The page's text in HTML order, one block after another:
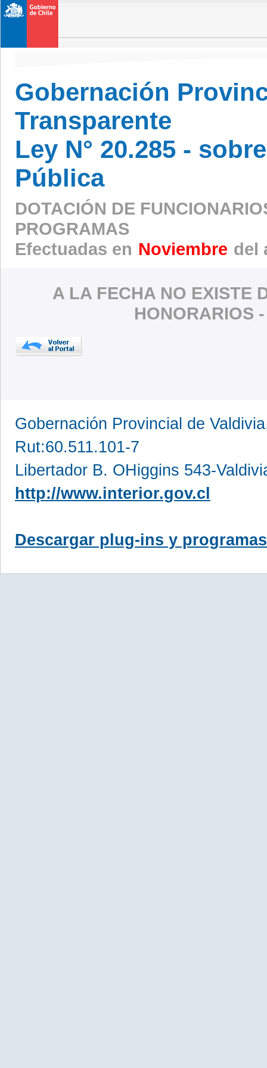
Gobernación
Transparente
Ley N° 20.285 -
Pública
DOTACIÓN DE
PROGRAMAS
Efectuadas en Noviembre del
A LA FECHA NO EXISTE
HONORARIOS
Gobernación Provincial de
Rut:60.511.101-7
Libertador B. OHiggins 543-
http://www.interior.gov.cl
Descargar plug-ins y